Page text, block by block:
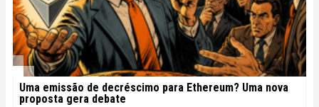
Uma emissão de decréscimo para Ethereum? Uma nova
proposta gera debate